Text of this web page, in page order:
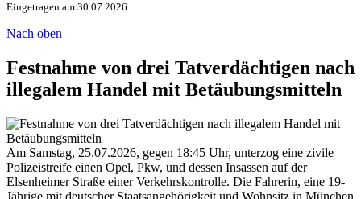
Eingetragen am 30.07.2026
Nach oben
Festnahme von drei Tatverdächtigen nach
illegalem Handel mit Betäubungsmitteln
Am Samstag, 25.07.2026, gegen 18:45 Uhr, unterzog eine zivile
Polizeistreife einen Opel, Pkw, und dessen Insassen auf der
Elsenheimer Straße einer Verkehrskontrolle. Die Fahrerin, eine 19-
Jährige mit deutscher Staatsangehörigkeit und Wohnsitz in München